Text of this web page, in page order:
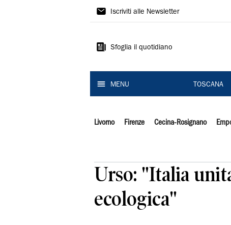
Il
Iscriviti alle Newsletter
Sfoglia il quotidiano
MENU TOSCANA
Livorno Firenze Cecina-Rosignano
Urso: "Italia
ecologica"